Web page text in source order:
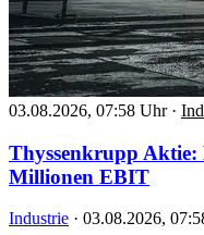
03.08.2026, 07:58 Uhr ·
Thyssenkrupp Aktie:
Millionen EBIT
Industrie · 03.08.2026,